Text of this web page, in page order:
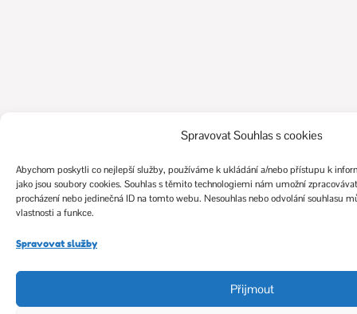
Spravovat Souhlas s cookies
Abychom poskytli co nejlepší služby, používáme k ukládání a/nebo přístupu k
jako jsou soubory cookies. Souhlas s těmito technologiemi nám umožní
procházení nebo jedinečná ID na tomto webu. Nesouhlas nebo odvolání souhlasu
vlastnosti a funkce.
Spravovat služby
Přijmout